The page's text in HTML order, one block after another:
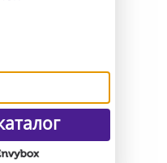
по всему
недочёты,
Работает